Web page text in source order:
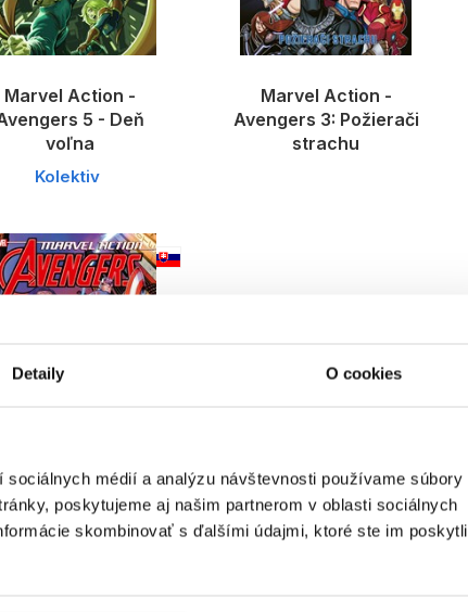
Detaily O cookies
médií a analýzu návštevnosti používame súbory
poskytujeme aj našim partnerom v oblasti sociálnych
skombinovať s ďalšími údajmi, ktoré ste im poskytli
Marvel Action -
5 - Deň
voľna
Kolektiv
Marvel Action -
Avengers 3: Požierači
strachu
Marvel Action -
2: Rubín